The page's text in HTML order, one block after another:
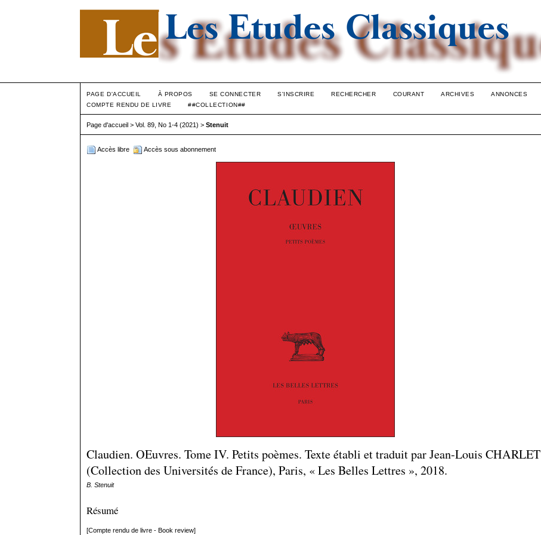
PAGE D'ACCUEIL À PROPOS SE CONNECTER S'INSCRIRE RECHERCHER COURANT ARCHIVES
ANNONCES
COMPTE RENDU DE LIVRE
##COLLECTION##
Page d'accueil >Vol. 89, No 1-4 (2021) >Stenuit
Accès libre Accès sous abonnement
Claudien. OEuvres. Tome IV. Petits poèmes. Texte établi et traduit par Jean-Louis CHARLET
(Collection des Universités de France), Paris, « Les Belles Lettres », 2018.
B. Stenuit
Résumé
[Compte rendu de livre - Book review]